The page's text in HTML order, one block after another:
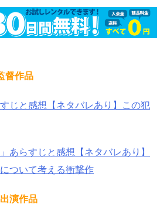
督作品
じと感想【ネタバレあり】この犯
あらすじと感想【ネタバレあり】
ついて考える衝撃作
演作品